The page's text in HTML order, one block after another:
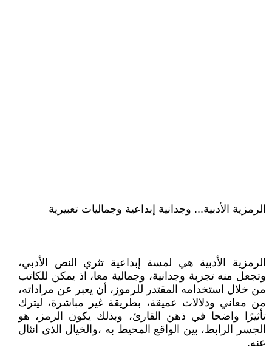
الرمزية الأدبية... وجدانية إبداعية وجماليات تعبيرية
الرمزية الأدبية هي لمسة إبداعية تثري النص الأدبي،
وتجعل منه تجربة وجدانية، وجمالية معا، اذ يمكن للكاتب
من خلال استخدامه المقتدر للرموز، أن يعبر عن مراداته،
من معاني ودلالات عميقة، بطريقة غير مباشرة، ليترك
تأثيرًا واضحا في ذهن القارئ، وبذلك يكون الرمز، هو
الجسر الرابط، بين الواقع المحيط به ،والخيال الذي انثال
عنه.